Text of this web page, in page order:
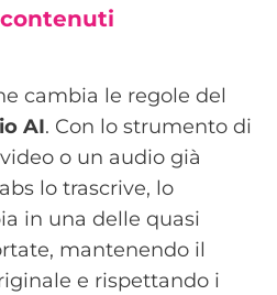
cambia le regole del
AI. Con lo strumento di
o un audio già
lo trascrive, lo
in una delle quasi
mantenendo il
e rispettando i